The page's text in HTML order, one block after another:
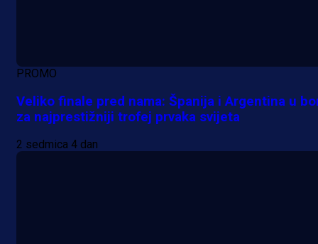
PROMO
Veliko finale pred nama: Španija i Argentina u
za najprestižniji trofej prvaka svijeta
2 sedmica 4 dan